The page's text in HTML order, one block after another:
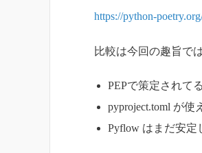
https://python-
比較は今回の趣旨で
PEPで策定されて
pyproject.toml が使
Pyflow はまだ安定